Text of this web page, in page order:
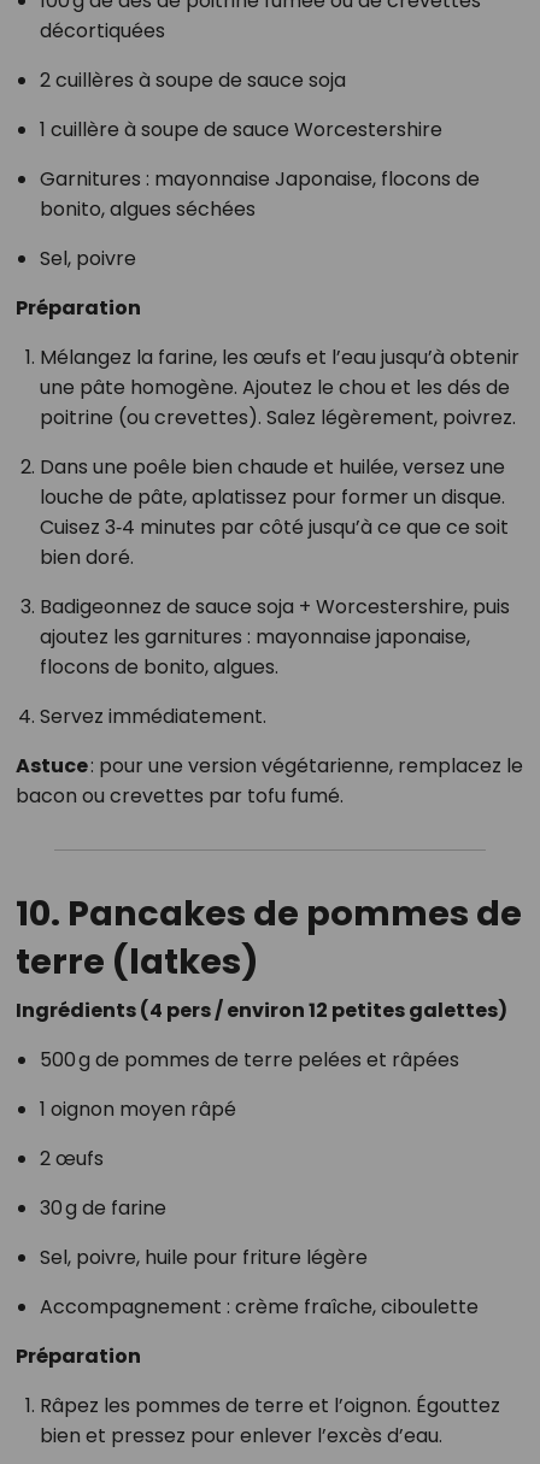
décortiquées
2 cuillères à soupe de sauce soja
1 cuillère à soupe de sauce Worcestershire
Garnitures : mayonnaise Japonaise, flocons de
bonito, algues séchées
Sel, poivre
Préparation
Mélangez la farine, les œufs et l’eau jusqu’à obtenir
une pâte homogène. Ajoutez le chou et les dés de
poitrine (ou crevettes). Salez légèrement, poivrez.
Dans une poêle bien chaude et huilée, versez une
louche de pâte, aplatissez pour former un disque.
Cuisez 3‑4 minutes par côté jusqu’à ce que ce soit
bien doré.
Badigeonnez de sauce soja + Worcestershire, puis
ajoutez les garnitures : mayonnaise japonaise,
flocons de bonito, algues.
Servez immédiatement.
Astuce: pour une version végétarienne, remplacez le
bacon ou crevettes par tofu fumé.
10. Pancakes de pommes de
terre (latkes)
Ingrédients (4 pers / environ 12 petites galettes)
500 g de pommes de terre pelées et râpées
1 oignon moyen râpé
2 œufs
30 g de farine
Sel, poivre, huile pour friture légère
Accompagnement : crème fraîche, ciboulette
Préparation
Râpez les pommes de terre et l’oignon. Égouttez
bien et pressez pour enlever l’excès d’eau.